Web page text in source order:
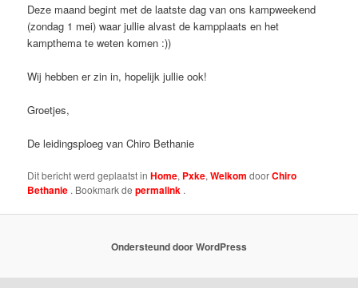
Deze maand begint met de laatste dag van ons kampweekend
(zondag 1 mei) waar jullie alvast de kampplaats en het
kampthema te weten komen :))
Wij hebben er zin in, hopelijk jullie ook!
Groetjes,
De leidingsploeg van Chiro Bethanie
Dit bericht werd geplaatst inHome, Pxke,Welkom doorChiro
Bethanie . Bookmark depermalink .
Ondersteund door WordPress